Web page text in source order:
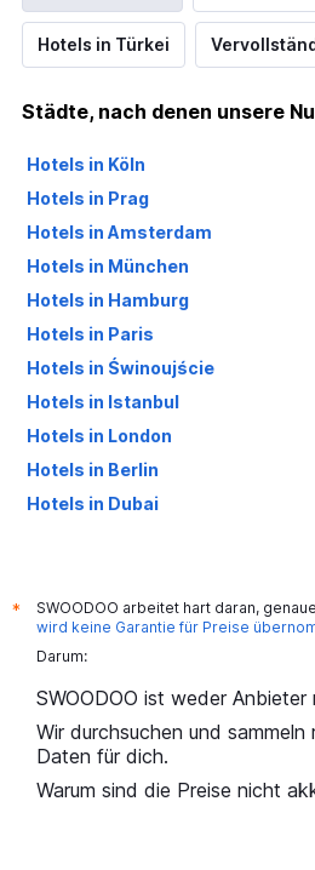
Hotels in Türkei
Städte, nach denen unsere
Hotels in Köln
Hotels in Prag
Hotels in Amsterdam
Hotels in München
Hotels in Hamburg
Hotels in Paris
Hotels in Świnoujście
Hotels in Istanbul
Hotels in London
Hotels in Berlin
Hotels in Dubai
*
SWOODOO arbeitet hart daran,
wird keine Garantie für Preise
Darum:
SWOODOO ist weder Anbieter
Wir durchsuchen und sammeln
Daten für dich.
Warum sind die Preise nicht